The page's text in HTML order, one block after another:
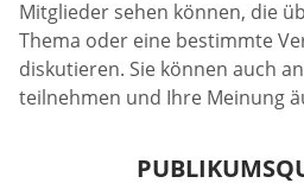
Mitglieder sehen können, die
Thema oder eine bestimmte
diskutieren. Sie können auch
teilnehmen und Ihre Meinung